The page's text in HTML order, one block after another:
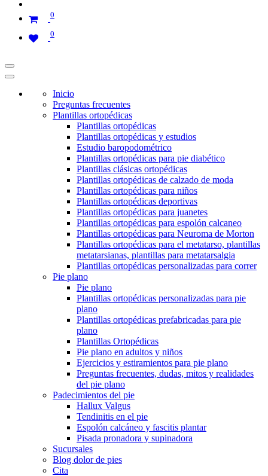
0
0
Inicio
Preguntas frecuentes
Plantillas ortopédicas
Plantillas ortopédicas
Plantillas ortopédicas y estudios
Estudio baropodométrico
Plantillas ortopédicas para pie diabético
Plantillas clásicas ortopédicas
Plantillas ortopédicas de calzado de moda
Plantillas ortopédicas para niños
Plantillas ortopédicas deportivas
Plantillas ortopédicas para juanetes
Plantillas ortopédicas para espolón calcaneo
Plantillas ortopédicas para Neuroma de Morton
Plantillas ortopédicas para el metatarso, plantillas
metatarsianas, plantillas para metatarsalgia
Plantillas ortopédicas personalizadas para correr
Pie plano
Pie plano
Plantillas ortopédicas personalizadas para pie
plano
Plantillas ortopédicas prefabricadas para pie
plano
Plantillas Ortopédicas
Pie plano en adultos y niños
Ejercicios y estiramientos para pie plano
Preguntas frecuentes, dudas, mitos y realidades
del pie plano
Padecimientos del pie
Hallux Valgus
Tendinitis en el pie
Espolón calcáneo y fascitis plantar
Pisada pronadora y supinadora
Sucursales
Blog dolor de pies
Cita